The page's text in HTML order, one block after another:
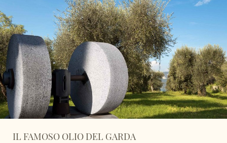
IL FAMOSO OLIO DEL GARDA